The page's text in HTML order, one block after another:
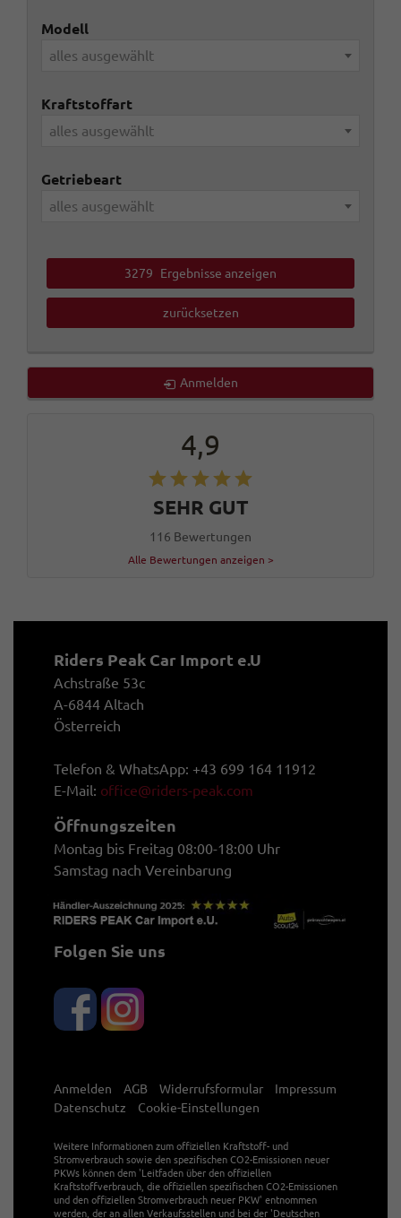
Modell
alles ausgewählt
Kraftstoffart
alles ausgewählt
Getriebeart
alles ausgewählt
3279 Ergebnisse anzeigen
zurücksetzen
Anmelden
4,9
SEHR GUT
116 Bewertungen
Alle Bewertungen anzeigen >
Riders Peak Car Import e.U
Achstraße 53c
A-6844 Altach
Österreich
Telefon & WhatsApp: +43 699 164 11912
E-Mail: office@riders-peak.com
Öffnungszeiten
Montag bis Freitag 08:00-18:00 Uhr
Samstag nach Vereinbarung
Folgen Sie uns
Anmelden AGB Widerrufsformular
Impressum
Datenschutz
Cookie-Einstellungen
Weitere Informationen zum offiziellen Kraftstoff- und
Stromverbrauch sowie den spezifischen CO2-Emissionen neuer
PKWs können dem 'Leitfaden über den offiziellen
Kraftstoffverbrauch, die offiziellen spezifischen CO2-Emissionen
und den offiziellen Stromverbrauch neuer PKW' entnommen
werden, der an allen Verkaufsstellen und bei der 'Deutschen